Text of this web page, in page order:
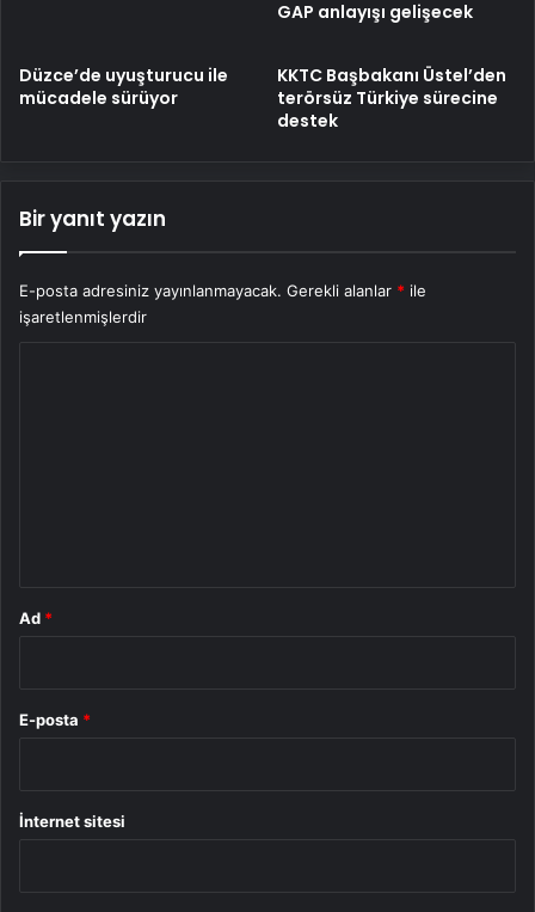
GAP anlayışı gelişecek
Düzce’de uyuşturucu ile
mücadele sürüyor
KKTC Başbakanı Üstel’den
terörsüz Türkiye sürecine
destek
Bir yanıt yazın
E-posta adresiniz yayınlanmayacak. Gerekli alanlar * ile
işaretlenmişlerdir
Ad *
E-posta *
İnternet sitesi